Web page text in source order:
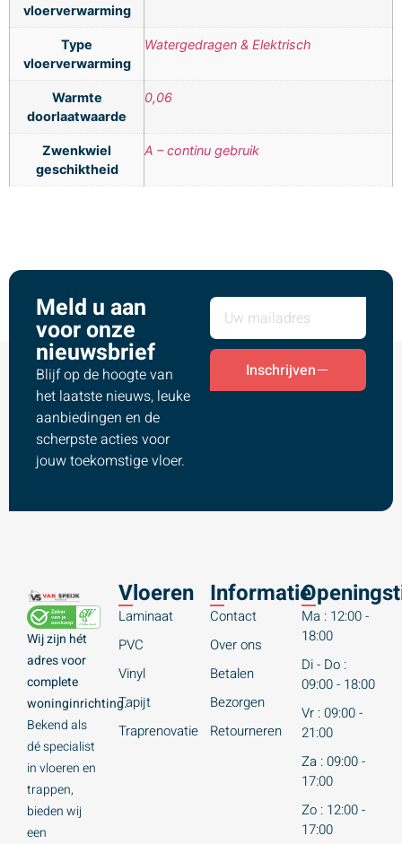
vloerverwarming
Type
vloerverwarming
Watergedragen & Elektrisch
Warmte
doorlaatwaarde
0,06
Zwenkwiel
geschiktheid
A – continu gebruik
Meld u aan
voor onze
nieuwsbrief
Blijf op de hoogte van
het laatste nieuws, leuke
aanbiedingen en de
scherpste acties voor
jouw toekomstige vloer.
Inschrijven
Wij zijn hét
adres voor
complete
woninginrichting.
Bekend als
dé specialist
in vloeren en
trappen,
bieden wij
een
Vloeren
Laminaat
PVC
Vinyl
Tapijt
Traprenovatie
Informatie
Contact
Over ons
Betalen
Bezorgen
Retourneren
Ma : 12:00 -
18:00
Di - Do :
09:00 - 18:00
Vr : 09:00 -
21:00
Za : 09:00 -
17:00
Zo : 12:00 -
17:00